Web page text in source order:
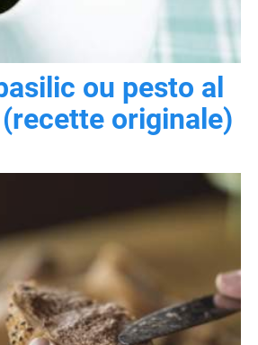
ou pesto al
originale)